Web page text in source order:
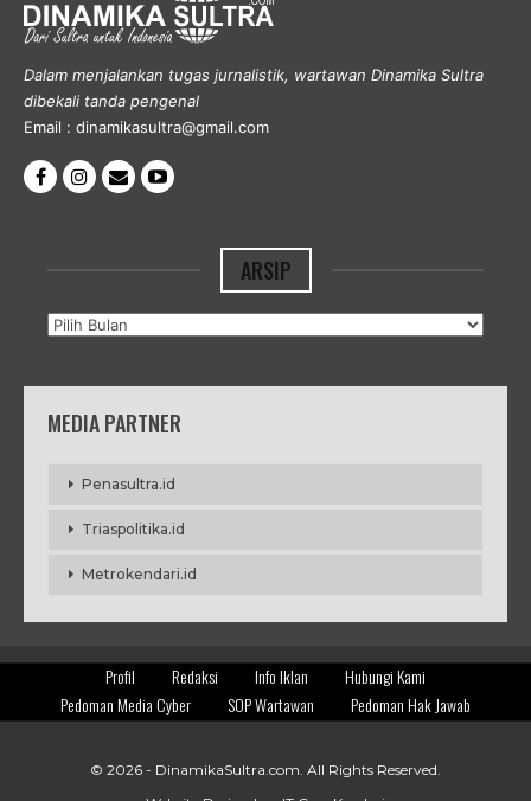
Dalam menjalankan tugas jurnalistik, wartawan Dinamika Sultra
dibekali tanda pengenal
Email : dinamikasultra@gmail.com
ARSIP
Arsip
MEDIA PARTNER
Penasultra.id
Triaspolitika.id
Metrokendari.id
Profil Redaksi Info Iklan
Hubungi Kami
Pedoman Media Cyber
SOP Wartawan Pedoman Hak Jawab
© 2026 - DinamikaSultra.com. All Rights Reserved.